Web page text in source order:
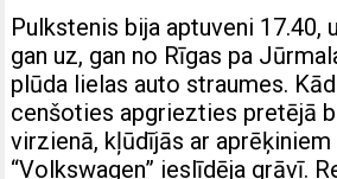
Pulkstenis bija aptuveni 17.40,
gan uz, gan no Rīgas pa
plūda lielas auto straumes.
cenšoties apgriezties pretējā
virzienā, kļūdījās ar aprēķiniem
“Volkswagen” ieslīdēja grāvī.